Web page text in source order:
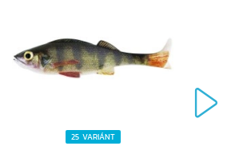
25 VARIÁNT